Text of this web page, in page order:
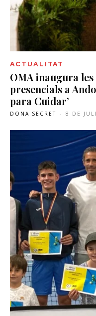
ACTUALITAT
OMA inaugura les
presencials a
para Cuidar’
DONA SECRET - 8 DE